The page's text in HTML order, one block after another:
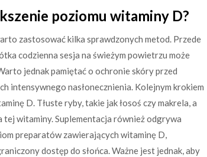
poziomu witaminy D?
zastosować kilka sprawdzonych metod. Przede
codzienna sesja na świeżym powietrzu może
jednak pamiętać o ochronie skóry przed
intensywnego nasłonecznienia. Kolejnym krokiem
D. Tłuste ryby, takie jak łosoś czy makrela, a
tej witaminy. Suplementacja również odgrywa
preparatów zawierających witaminę D,
dostęp do słońca. Ważne jest jednak, aby